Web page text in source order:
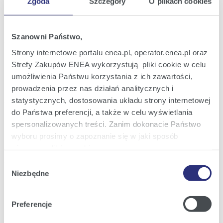
Szanowni Państwo,
Strony internetowe portalu enea.pl, operator.enea.pl oraz
Strefy Zakupów ENEA wykorzystują pliki cookie w celu
umożliwienia Państwu korzystania z ich zawartości,
prowadzenia przez nas działań analitycznych i
statystycznych, dostosowania układu strony internetowej
do Państwa preferencji, a także w celu wyświetlania
spersonalizowanych treści. Zanim dokonacie Państwo
wyboru prosimy o zapoznanie się w jaki sposób
Szczegółowe informacje na ten temat znajdziecie
Polityce
zgody
Niezbędne
Preferencje
18
21:55
Raport bieżący nr 18/2024
Podjęcie decyzji o zamiarze
ramach programu emisji obligacji ENEA
S.A.
kwi
2024
17:11
Raport bieżący nr 17/2024
Informacja w sprawie wstępnych wyników
finansowych i operacyjnych za 2023 rok
18
mar
2024
Raport bieżący nr 16/2024
Rejestracja zmiany Statutu ENEA S.A.
Następna